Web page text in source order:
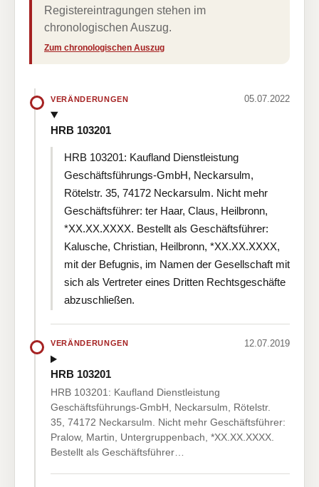
Registereintragungen stehen im
chronologischen Auszug.
Zum chronologischen Auszug
VERÄNDERUNGEN 05.07.2022
HRB 103201
HRB 103201: Kaufland Dienstleistung
Geschäftsführungs-GmbH, Neckarsulm,
Rötelstr. 35, 74172 Neckarsulm. Nicht mehr
Geschäftsführer: ter Haar, Claus, Heilbronn,
*XX.XX.XXXX. Bestellt als Geschäftsführer:
Kalusche, Christian, Heilbronn, *XX.XX.XXXX,
mit der Befugnis, im Namen der Gesellschaft mit
sich als Vertreter eines Dritten Rechtsgeschäfte
abzuschließen.
VERÄNDERUNGEN 12.07.2019
HRB 103201
HRB 103201: Kaufland Dienstleistung
Geschäftsführungs-GmbH, Neckarsulm, Rötelstr.
35, 74172 Neckarsulm. Nicht mehr Geschäftsführer:
Pralow, Martin, Untergruppenbach, *XX.XX.XXXX.
Bestellt als Geschäftsführer…